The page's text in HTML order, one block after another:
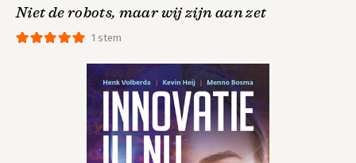
1 stem
Niet de robots, maar wij zijn aan zet